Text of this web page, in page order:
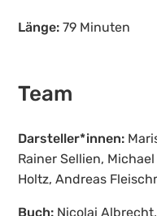
Länge: 79 Minuten
Team
Darsteller*innen:
Rainer Sellien,
Holtz, Andreas
Buch: Nicolai